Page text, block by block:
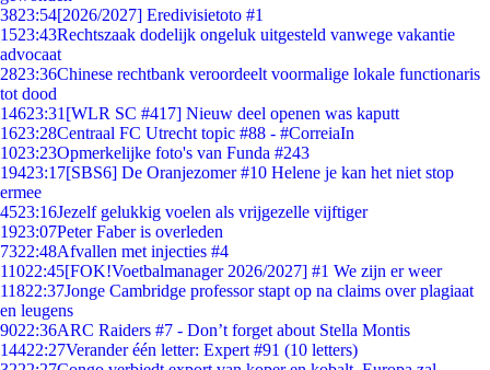
3823:54[2026/2027] Eredivisietoto #1
1523:43Rechtszaak dodelijk ongeluk uitgesteld vanwege vakantie
advocaat
2823:36Chinese rechtbank veroordeelt voormalige lokale functionaris
tot dood
14623:31 [WLR SC #417] Nieuw deel openen was kaputt
1623:28Centraal FC Utrecht topic #88 - #CorreiaIn
1023:23Opmerkelijke foto's van Funda #243
19423:17[SBS6] De Oranjezomer #10 Helene je kan het niet stop
ermee
4523:16Jezelf gelukkig voelen als vrijgezelle vijftiger
1923:07Peter Faber is overleden
7322:48Afvallen met injecties #4
11022:45[FOK!Voetbalmanager 2026/2027] #1 We zijn er weer
11822:37Jonge Cambridge professor stapt op na claims over plagiaat
en leugens
9022:36ARC Raiders #7 - Don’t forget about Stella Montis
14422:27Verander één letter: Expert #91 (10 letters)